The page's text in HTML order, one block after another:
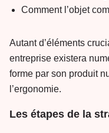
Comment l’objet
Autant d’éléments
entreprise existera
forme par son produit
l’ergonomie.
Les étapes de la